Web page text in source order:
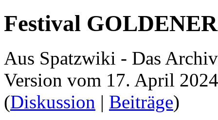
Festival
Aus Spatzwiki - Das
Version vom 17. April
(Diskussion | Beiträge)